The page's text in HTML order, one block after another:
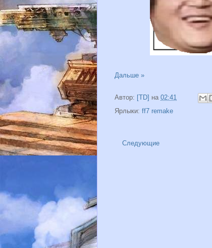
Дальше »
Автор: [TD] на 02:41
Ярлыки: ff7 remake
Следующие